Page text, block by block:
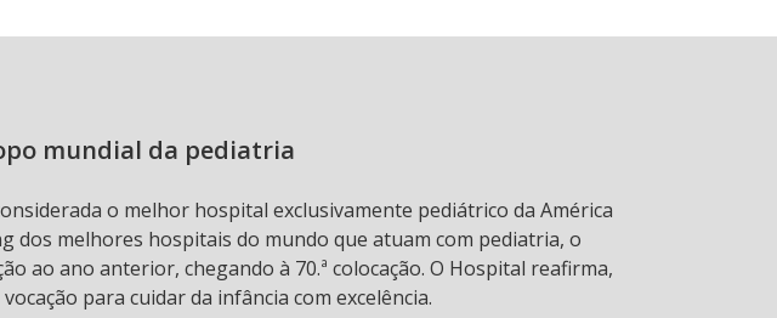
mundial da pediatria
o melhor hospital exclusivamente pediátrico da América
dos melhores hospitais do mundo que atuam com pediatria, o
ao ano anterior, chegando à 70.ª colocação. O Hospital reafirma,
para cuidar da infância com excelência.